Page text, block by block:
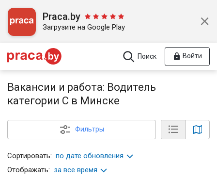
Praca.by
Загрузите на Google Play
Поиск Войти
Вакансии и работа: Водитель
категории С в Минске
Фильтры
Сортировать: по дате обновления
Отображать: за все время